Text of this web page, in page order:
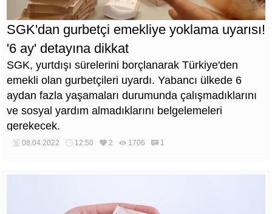
SGK'dan gurbetçi emekliye yoklama uyarısı!
'6 ay' detayına dikkat
SGK, yurtdışı sürelerini borçlanarak Türkiye'den
emekli olan gurbetçileri uyardı. Yabancı ülkede 6
aydan fazla yaşamaları durumunda çalışmadıklarını
ve sosyal yardım almadıklarını belgelemeleri
gerekecek.
08.04.2022 12:50 2 1706 1